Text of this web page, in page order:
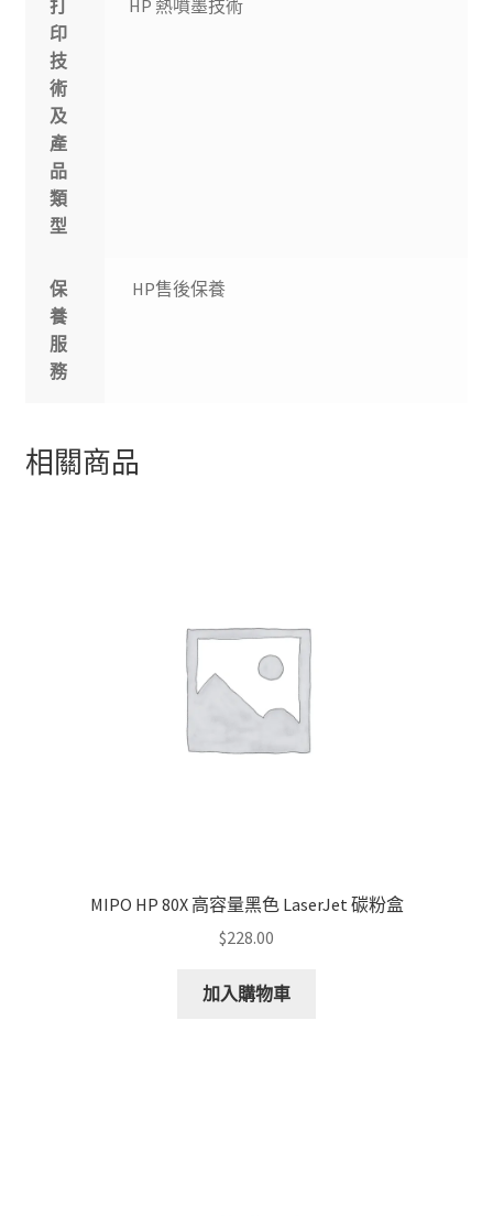
打
印
技
術
及
產
品
類
型
HP 熱噴墨技術
保
養
服
務
HP售後保養
相關商品
MIPO HP 80X 高容量黑色 LaserJet 碳粉盒
$228.00
加入購物車